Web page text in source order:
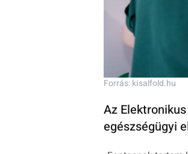
Forrás: kisalfold.hu
Az
egészségügyi